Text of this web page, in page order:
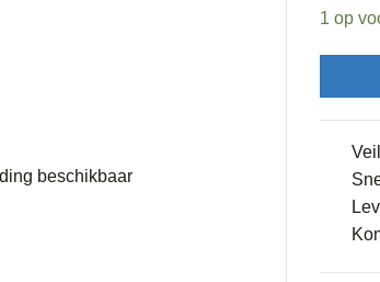
1 op